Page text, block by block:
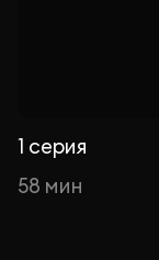
1 серия
58 мин